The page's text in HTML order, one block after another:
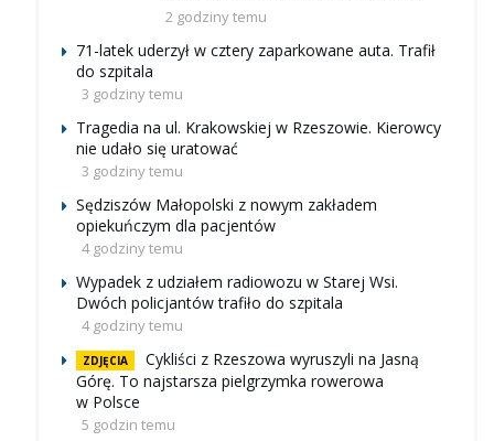
2 godziny temu
71-latek uderzył w cztery zaparkowane auta. Trafił
do szpitala
3 godziny temu
Tragedia na ul. Krakowskiej w Rzeszowie. Kierowcy
nie udało się uratować
3 godziny temu
Sędziszów Małopolski z nowym zakładem
opiekuńczym dla pacjentów
4 godziny temu
Wypadek z udziałem radiowozu w Starej Wsi.
Dwóch policjantów trafiło do szpitala
4 godziny temu
ZDJĘCIA
Cykliści z Rzeszowa wyruszyli na Jasną
Górę. To najstarsza pielgrzymka rowerowa
w Polsce
5 godzin temu